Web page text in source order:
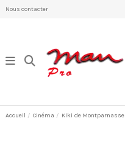
Nous contacter
Accueil Cinéma Kiki de Montparnasse